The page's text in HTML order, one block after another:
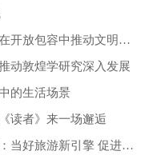
包容中推动文明交流互鉴
动敦煌学研究深入发展
的生活场景
读者》来一场邂逅
引擎 促进酒泉文旅高质量发展